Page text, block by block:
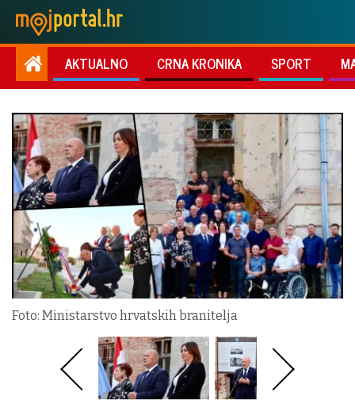
AKTUALNO CRNA KRONIKA SPORT
Foto: Ministarstvo hrvatskih branitelja